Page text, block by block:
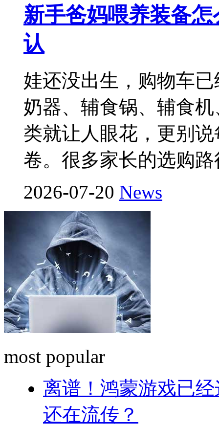
新手爸妈喂养装备
认
娃还没出生，购物车
奶器、辅食锅、辅食
类就让人眼花，更别
卷。很多家长的选购路
2026-07-20 News
most popular
离谱！鸿蒙游戏已
还在流传？